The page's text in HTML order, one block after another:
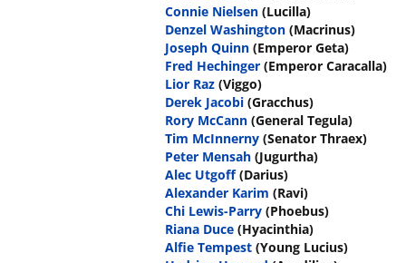
Connie Nielsen (Lucilla)
Denzel Washington (Macrinus)
Joseph Quinn (Emperor Geta)
Fred Hechinger (Emperor Caracalla)
Lior Raz (Viggo)
Derek Jacobi (Gracchus)
Rory McCann (General Tegula)
Tim McInnerny (Senator Thraex)
Peter Mensah (Jugurtha)
Alec Utgoff (Darius)
Alexander Karim (Ravi)
Chi Lewis-Parry (Phoebus)
Riana Duce (Hyacinthia)
Alfie Tempest (Young Lucius)